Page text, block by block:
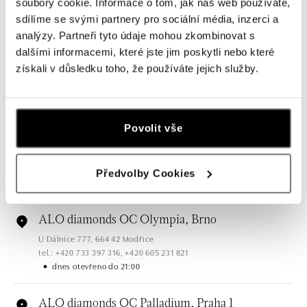
soubory cookie. Informace o tom, jak náš web používáte,
sdílíme se svými partnery pro sociální média, inzerci a
analýzy. Partneři tyto údaje mohou zkombinovat s
dalšími informacemi, které jste jim poskytli nebo které
získali v důsledku toho, že používáte jejich služby.
Povolit vše
Předvolby Cookies
ALO diamonds OC Forum Nová Karolina,
Ostrava
Jantarová 3344/4, 702 00 Ostrava-Moravská Ostrava
dnes otevřeno do 21:00
ALO diamonds OC Nový Smíchov, Praha 5
Plzeňská 8, 150 00 Praha 5 - Smíchov
tel.: +420 603 192 388, +420 733 546 889
ALO diamonds OC Olympia, Brno
U Dálnice 777, 664 42 Modřice
tel.: +420 733 397 316, +420 605 231 821
dnes otevřeno do 21:00
ALO diamonds OC Palladium, Praha 1